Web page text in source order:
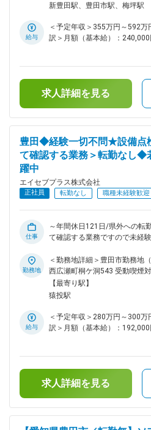
各国の充電設備規格への適合
の検討、ソフトウェアの開発
フトウェア実装及びHILSや実車での評
ので、PCが普通に操作できれ
発経験が無くても仕事を始め
を覚え経験を積んだ後には先
加わりませんか。
市若宮町四丁目59番地 TFビ
める事業所（リモートワーク
新豊田駅、豊田市駅、梅坪駅
給与
＜予定年収＞355万円～592
訳＞月額（基本給）：
ヶ月分想定年収はあくまでも
も目安の金額であり、選考を
す。月給(月額)は固定手当を含
求人詳細を見る
豊田◆経験一切不問★設備点
て確認する業務＞転勤なし◆
躍中
エイセブプラス株式会社
正社員 転勤なし 職種未経験歓迎
仕事
～年間休日121日/県外への転
て確認する業務ですので未経
パートナー企業として自動車
幅広い関係性を持っている同
く、新たなメンバーの増員採
株式会社ミライズテクノロジ
トの設備、半導体検査の設備
ただきます。 機械から火が出
例です。 （1）クリーンルー
から目視) （2）設備異常時発
（3）火災、ガス漏れ、水漏れ
働確認、各種規格値確認(クリ
どが活躍しております。基本
さい。 （2）異常がある頻度
勤務地
＜勤務地詳細＞豊田市勤務地
西広瀬町桐ケ洞543 受動喫煙
囲：会社の定める事業所
【最寄り駅】
猿投駅
給与
＜予定年収＞280万円～300
訳＞月額（基本給）：
さい。賃金はあくまでも目安
する可能性があります。月給(
求人詳細を見る